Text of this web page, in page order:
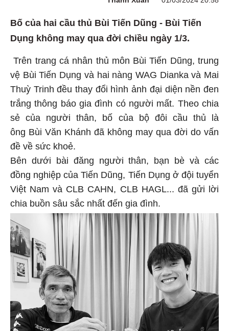
Bố của hai cầu thủ Bùi Tiến Dũng - Bùi Tiến
Dụng không may qua đời chiều ngày 1/3.
Trên trang cá nhân thủ môn Bùi Tiến Dũng, trung
vệ Bùi Tiến Dụng và hai nàng WAG Dianka và Mai
Thuỳ Trinh đều thay đổi hình ảnh đại diện nền đen
trắng thông báo gia đình có người mất. Theo chia
sẻ của người thân, bố của bộ đôi cầu thủ là
ông Bùi Văn Khánh đã không may qua đời do vấn
đề về sức khoẻ.
Bên dưới bài đăng người thân, bạn bè và các
đồng nghiệp của Tiến Dũng, Tiến Dụng ở đội tuyển
Việt Nam và CLB CAHN, CLB HAGL... đã gửi lời
chia buồn sâu sắc nhất đến gia đình.